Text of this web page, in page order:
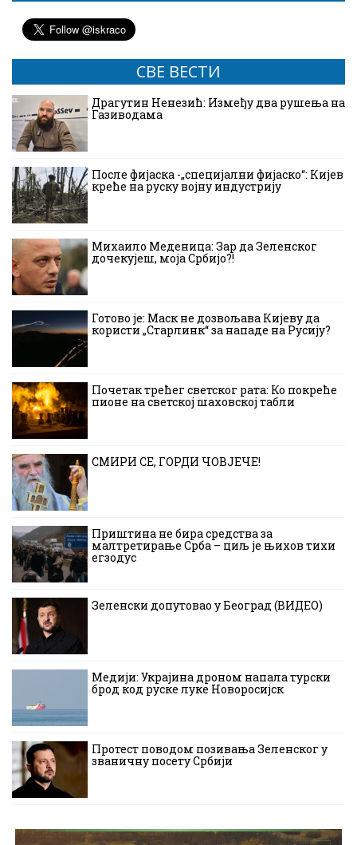
СВЕ ВЕСТИ
Драгутин Ненезић: Између два рушења на
Газиводама
После фијаска -„специјални фијаско“: Кијев
креће на руску војну индустрију
Михаило Меденица: Зар да Зеленског
дочекујеш, моја Србијо?!
Готово је: Маск не дозвољава Кијеву да
користи „Старлинк“ за нападе на Русију?
Почетак трећег светског рата: Ко покреће
пионе на светској шаховској табли
СМИРИ СЕ, ГОРДИ ЧОВЈЕЧЕ!
Приштина не бира средства за
малтретирање Срба – циљ је њихов тихи
егзодус
Зеленски допутовао у Београд (ВИДЕО)
Медији: Украјина дроном напала турски
брод код руске луке Новоросијск
Протест поводом позивања Зеленског у
званичну посету Србији